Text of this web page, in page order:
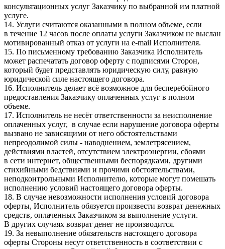
консультационных услуг Заказчику по выбранной им платной
услуге.
14. Услуги считаются оказанными в полном объеме, если
в течение 12 часов после оплаты услуги Заказчиком не выслан
мотивированный отказ от услуги на e-mail Исполнителя.
15. По письменному требованию Заказчика Исполнитель
может распечатать договор оферту с подписями Сторон,
который будет представлять юридическую силу, равную
юридической силе настоящего договора.
16. Исполнитель делает всё возможное для бесперебойного
предоставления Заказчику оплаченных услуг в полном
объеме.
17. Исполнитель не несёт ответственности за неисполнение
оплаченных услуг, в случае если нарушение договора оферты
вызвано не зависящими от него обстоятельствами
непреодолимой силы - наводнением, землетрясением,
действиями властей, отсутствием электроэнергии, сбоями
в сети интернет, общественными беспорядками, другими
стихийными бедствиями и прочими обстоятельствами,
неподконтрольными Исполнителю, которые могут помешать
исполнению условий настоящего договора оферты.
18. В случае невозможности исполнения условий договора
оферты, Исполнитель обязуется произвести возврат денежных
средств, оплаченных Заказчиком за выполнение услуги.
В других случаях возврат денег не производится.
19. За невыполнение обязательств настоящего договора
оферты Стороны несут ответственность в соответствии с